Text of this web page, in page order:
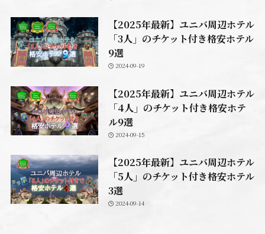
【2025年最新】ユニバ周辺ホテル
「3人」のチケット付き格安ホテル
9選
2024-09-19
【2025年最新】ユニバ周辺ホテル
「4人」のチケット付き格安ホテ
ル9選
2024-09-15
【2025年最新】ユニバ周辺ホテル
「5人」のチケット付き格安ホテル
3選
2024-09-14